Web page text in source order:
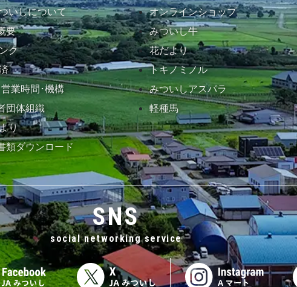
いしについて
要
ク
業時間･機構
団体組織
り
類ダウンロード
オンラインショップ
みついし牛
花だより
トキノミノル
みついしアスパラ
軽種馬
SNS
social networking service